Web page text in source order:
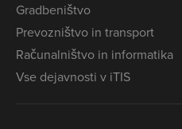
Gradbeništvo
Prevozništvo in transport
Računalništvo in informatika
Vse dejavnosti v iTIS